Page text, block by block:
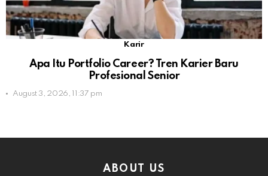
Karir
Apa Itu Portfolio Career? Tren Karier Baru
Profesional Senior
August 3, 2026, 11:37 pm
ABOUT US